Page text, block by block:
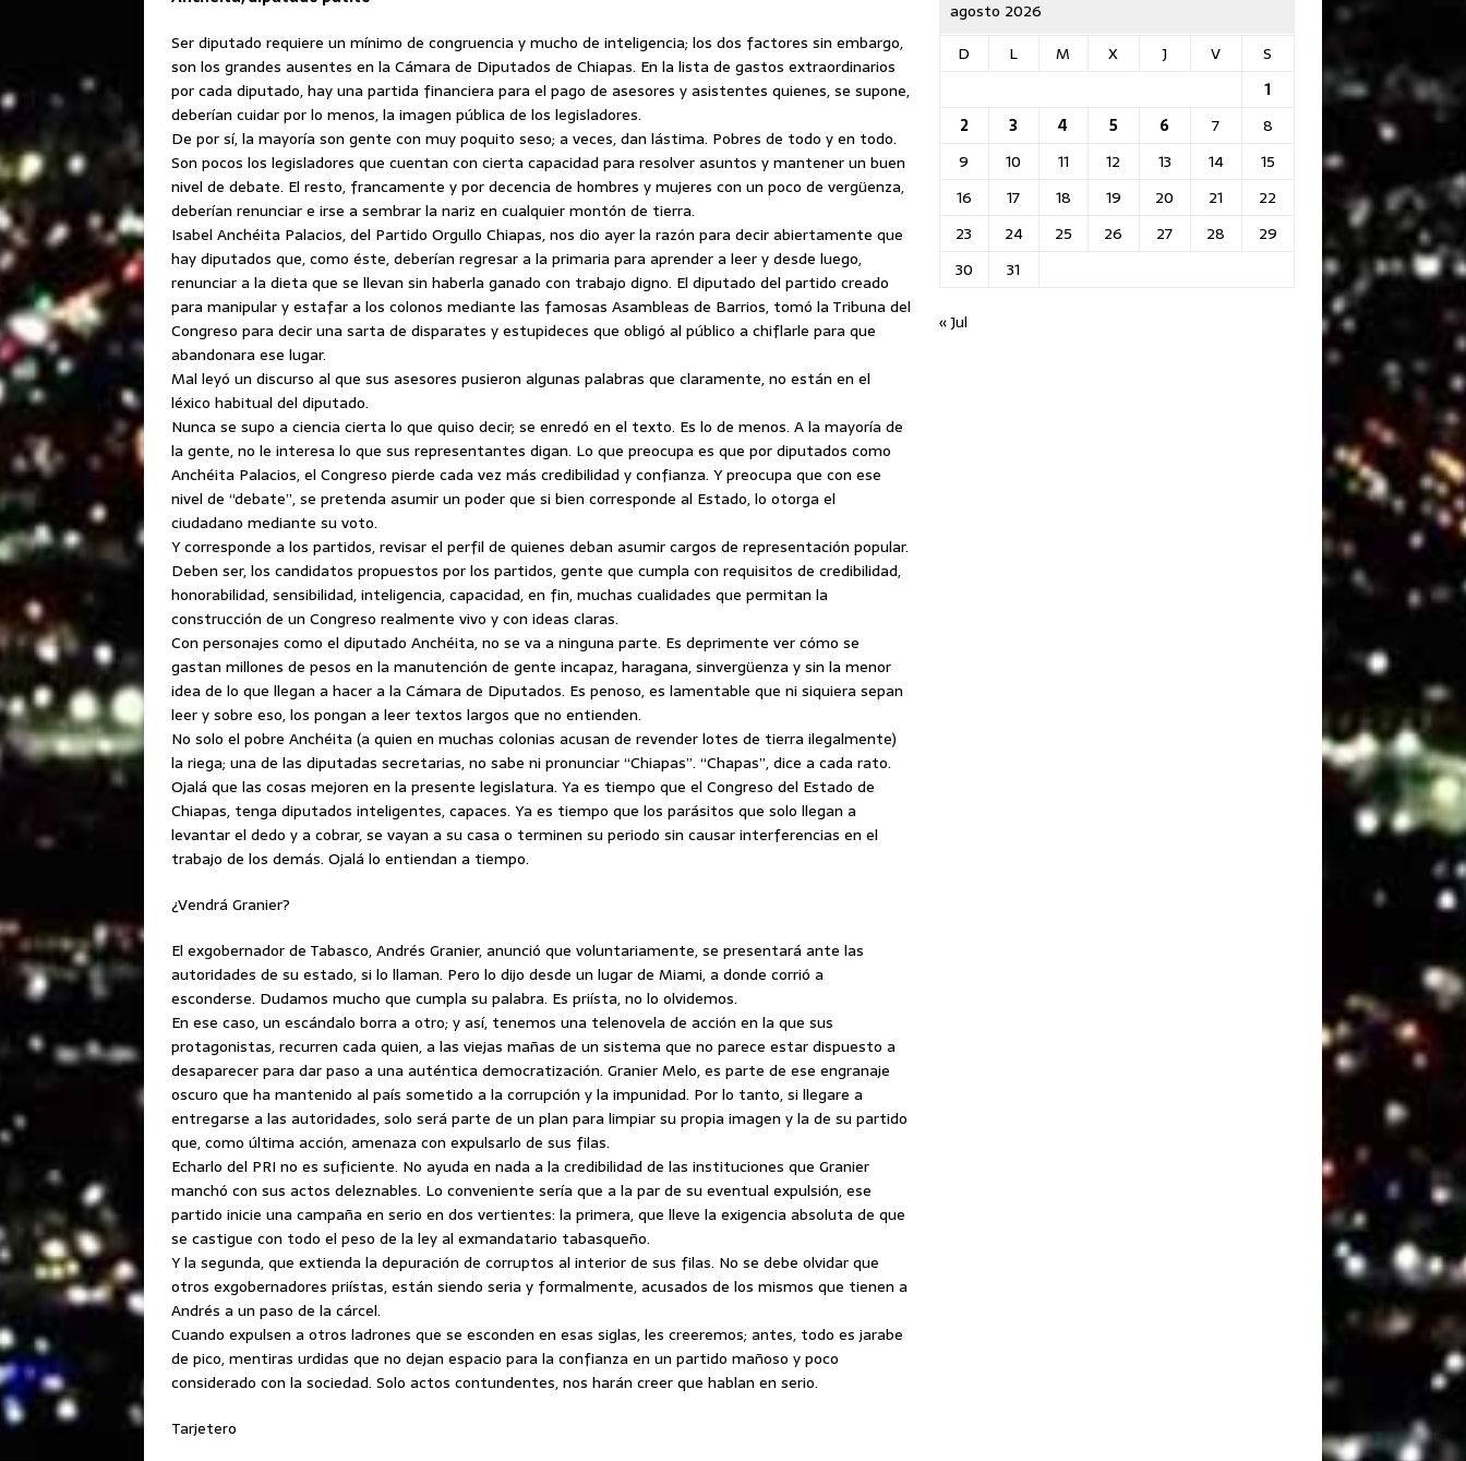
Ser diputado requiere un mínimo de congruencia y mucho de inteligencia; los dos factores sin embargo,
son los grandes ausentes en la Cámara de Diputados de Chiapas. En la lista de gastos extraordinarios
por cada diputado, hay una partida financiera para el pago de asesores y asistentes quienes, se supone,
deberían cuidar por lo menos, la imagen pública de los legisladores.
De por sí, la mayoría son gente con muy poquito seso; a veces, dan lástima. Pobres de todo y en todo.
Son pocos los legisladores que cuentan con cierta capacidad para resolver asuntos y mantener un buen
nivel de debate. El resto, francamente y por decencia de hombres y mujeres con un poco de vergüenza,
deberían renunciar e irse a sembrar la nariz en cualquier montón de tierra.
Isabel Anchéita Palacios, del Partido Orgullo Chiapas, nos dio ayer la razón para decir abiertamente que
hay diputados que, como éste, deberían regresar a la primaria para aprender a leer y desde luego,
renunciar a la dieta que se llevan sin haberla ganado con trabajo digno. El diputado del partido creado
para manipular y estafar a los colonos mediante las famosas Asambleas de Barrios, tomó la Tribuna del
Congreso para decir una sarta de disparates y estupideces que obligó al público a chiflarle para que
abandonara ese lugar.
Mal leyó un discurso al que sus asesores pusieron algunas palabras que claramente, no están en el
léxico habitual del diputado.
Nunca se supo a ciencia cierta lo que quiso decir; se enredó en el texto. Es lo de menos. A la mayoría de
la gente, no le interesa lo que sus representantes digan. Lo que preocupa es que por diputados como
Anchéita Palacios, el Congreso pierde cada vez más credibilidad y confianza. Y preocupa que con ese
nivel de “debate”, se pretenda asumir un poder que si bien corresponde al Estado, lo otorga el
ciudadano mediante su voto.
Y corresponde a los partidos, revisar el perfil de quienes deban asumir cargos de representación popular.
Deben ser, los candidatos propuestos por los partidos, gente que cumpla con requisitos de credibilidad,
honorabilidad, sensibilidad, inteligencia, capacidad, en fin, muchas cualidades que permitan la
construcción de un Congreso realmente vivo y con ideas claras.
Con personajes como el diputado Anchéita, no se va a ninguna parte. Es deprimente ver cómo se
gastan millones de pesos en la manutención de gente incapaz, haragana, sinvergüenza y sin la menor
idea de lo que llegan a hacer a la Cámara de Diputados. Es penoso, es lamentable que ni siquiera sepan
leer y sobre eso, los pongan a leer textos largos que no entienden.
No solo el pobre Anchéita (a quien en muchas colonias acusan de revender lotes de tierra ilegalmente)
la riega; una de las diputadas secretarias, no sabe ni pronunciar “Chiapas”. “Chapas”, dice a cada rato.
Ojalá que las cosas mejoren en la presente legislatura. Ya es tiempo que el Congreso del Estado de
Chiapas, tenga diputados inteligentes, capaces. Ya es tiempo que los parásitos que solo llegan a
levantar el dedo y a cobrar, se vayan a su casa o terminen su periodo sin causar interferencias en el
trabajo de los demás. Ojalá lo entiendan a tiempo.
¿Vendrá Granier?
El exgobernador de Tabasco, Andrés Granier, anunció que voluntariamente, se presentará ante las
autoridades de su estado, si lo llaman. Pero lo dijo desde un lugar de Miami, a donde corrió a
esconderse. Dudamos mucho que cumpla su palabra. Es priísta, no lo olvidemos.
En ese caso, un escándalo borra a otro; y así, tenemos una telenovela de acción en la que sus
protagonistas, recurren cada quien, a las viejas mañas de un sistema que no parece estar dispuesto a
desaparecer para dar paso a una auténtica democratización. Granier Melo, es parte de ese engranaje
oscuro que ha mantenido al país sometido a la corrupción y la impunidad. Por lo tanto, si llegare a
entregarse a las autoridades, solo será parte de un plan para limpiar su propia imagen y la de su partido
que, como última acción, amenaza con expulsarlo de sus filas.
Echarlo del PRI no es suficiente. No ayuda en nada a la credibilidad de las instituciones que Granier
manchó con sus actos deleznables. Lo conveniente sería que a la par de su eventual expulsión, ese
partido inicie una campaña en serio en dos vertientes: la primera, que lleve la exigencia absoluta de que
se castigue con todo el peso de la ley al exmandatario tabasqueño.
Y la segunda, que extienda la depuración de corruptos al interior de sus filas. No se debe olvidar que
otros exgobernadores priístas, están siendo seria y formalmente, acusados de los mismos que tienen a
Andrés a un paso de la cárcel.
Cuando expulsen a otros ladrones que se esconden en esas siglas, les creeremos; antes, todo es jarabe
de pico, mentiras urdidas que no dejan espacio para la confianza en un partido mañoso y poco
considerado con la sociedad. Solo actos contundentes, nos harán creer que hablan en serio.
Tarjetero
agosto 2026
D
L M X J V
S
1
2
3 4 5 6 7
8
9
10 11 12 13 14
15
16
17 18 19 20 21
22
23
24 25 26 27 28
29
30
31
« Jul